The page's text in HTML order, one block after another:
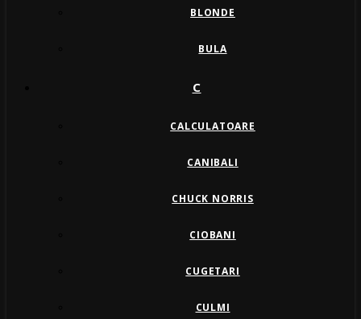
BLONDE
BULA
C
CALCULATOARE
CANIBALI
CHUCK NORRIS
CIOBANI
CUGETARI
CULMI